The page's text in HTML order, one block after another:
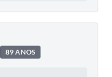
89 ANOS